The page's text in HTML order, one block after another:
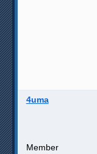
4uma
Member